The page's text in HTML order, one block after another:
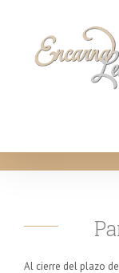
Al cierre del plazo